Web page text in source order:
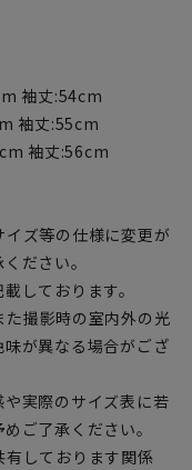
袖丈:54cm
袖丈:55cm
袖丈:56cm
ズ等の仕様に変更が
ださい。
しております。
撮影時の室内外の光
が異なる場合がござ
実際のサイズ表に若
ご了承ください。
しております関係